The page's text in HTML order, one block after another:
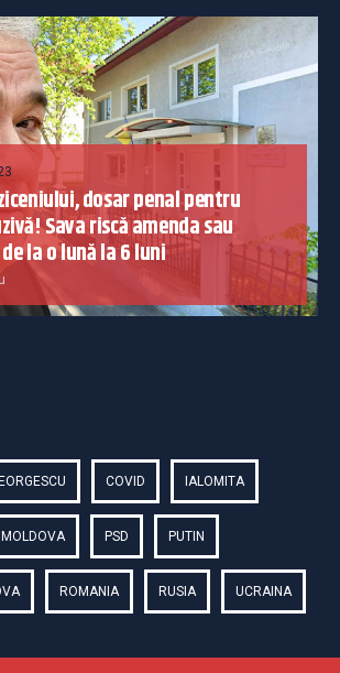
dosar penal pentru
Sava riscă amenda sau
la o lună la 6 luni
COVID IALOMITA
MOLDOVA PSD PUTIN
ROMANIA RUSIA UCRAINA